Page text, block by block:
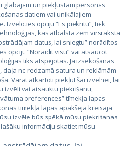
glabājam un piekļūstam personas
datiem vai unikālajiem
Izvēloties opciju “Es piekrītu”, tiek
kas atbalsta zem virsraksta
datus, lai sniegtu” norādītos
opciju “Noraidīt visu” vai atsaucot
tiks atspējotas. Ja izsekošanas
daļa no redzamā satura un reklāmām
Varat atkārtoti piekļūt šai izvēlnei, lai
izvēli vai atsauktu piekrišanu,
preferences” tīmekļa lapas
tīmekļa lapas apakšējā kreisajā
izvēle būs spēkā mūsu piekrišanas
informāciju skatiet mūsu